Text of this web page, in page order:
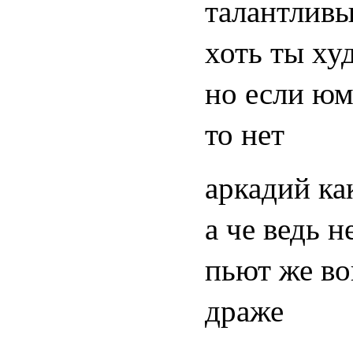
хоть ты
но если
то нет
аркадий
а че ведь
пьют же
драже